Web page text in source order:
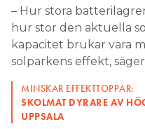
– Hur stora
hur stor den aktuella
kapacitet brukar vara
solparkens effekt,
MINSKAR EFFEKTTOPPAR:
SKOLMAT DYRARE AV
UPPSALA